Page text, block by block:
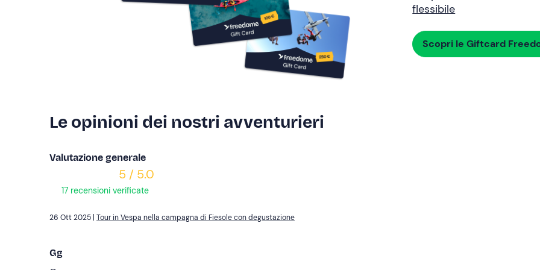
flessibile
Scopri le Giftcard
Le opinioni dei nostri avventurieri
Valutazione generale
5 / 5.0
17 recensioni verificate
Tour in Vespa nella campagna di Fiesole con degustazione
Gg